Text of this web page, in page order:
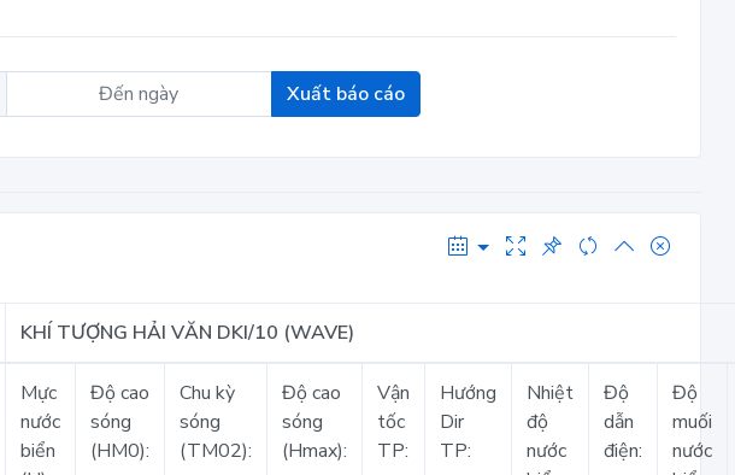
Xuất báo cáo
KHÍ TƯỢNG HẢI VĂN DKI/10 (WAVE)
Mực
nước
biển
Độ cao
sóng
(HM0):
Chu kỳ
sóng
(TM02):
Độ cao
sóng
(Hmax):
Vận
tốc
TP:
Hướng
Dir
TP:
Nhiệt
độ
nước
Độ
dẫn
điện:
Độ
muối
nước